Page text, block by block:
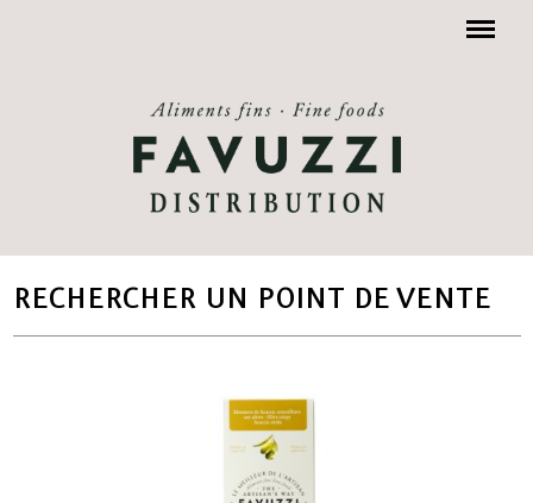
Menu
RECHERCHER UN POINT DE VENTE